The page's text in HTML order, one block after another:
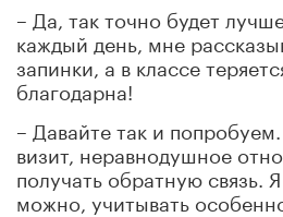
– Да, так точно будет
каждый день, мне
запинки, а в классе
благодарна!
– Давайте так и
визит, неравнодушное
получать обратную связь.
можно, учитывать